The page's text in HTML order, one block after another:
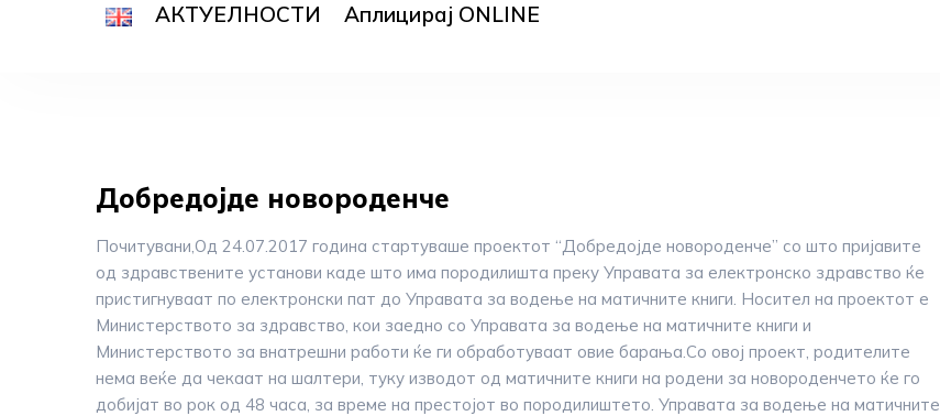
АКТУЕЛНОСТИ Аплицирај ОNLINE
Добредојде новороденче
Почитувани,Од 24.07.2017 година стартуваше проектот “Добредојде новороденче” со што пријавите
од здравствените установи каде што има породилишта преку Управата за електронско здравство ќе
пристигнуваат по електронски пат до Управата за водење на матичните книги. Носител на проектот е
Министерството за здравство, кои заедно со Управата за водење на матичните книги и
Министерството за внатрешни работи ќе ги обработуваат овие барања.Со овој проект, родителите
нема веќе да чекаат на шалтери, туку изводот од матичните книги на родени за нoвороденчето ќе го
добијат во рок од 48 часа, за време на престојот во породилиштето. Управата за водење на матичните